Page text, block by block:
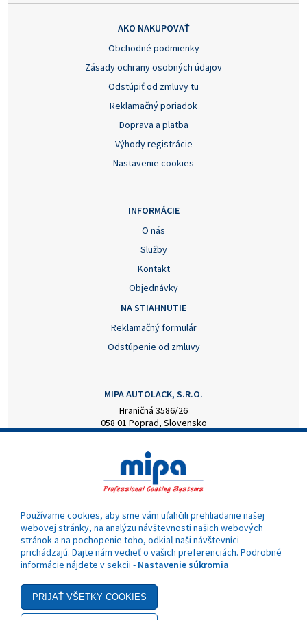
AKO NAKUPOVAŤ
Obchodné podmienky
Zásady ochrany osobných údajov
Odstúpiť od zmluvy tu
Reklamačný poriadok
Doprava a platba
Výhody registrácie
Nastavenie cookies
INFORMÁCIE
O nás
Služby
Kontakt
Objednávky
NA STIAHNUTIE
Reklamačný formulár
Odstúpenie od zmluvy
MIPA AUTOLACK, S.R.O.
Hraničná 3586/26
058 01 Poprad, Slovensko
mipa@autolack.sk
OTVÁRACIE HODINY
Pondelok - Piatok: 8:00 - 16:00 hod.
Používame cookies, aby sme vám uľahčili prehliadanie našej
webovej stránky, na analýzu návštevnosti našich webových
stránok a na pochopenie toho, odkiaľ naši návštevníci
prichádzajú. Dajte nám vedieť o vašich preferenciách. Podrobné
informácie nájdete v sekcii - Nastavenie súkromia